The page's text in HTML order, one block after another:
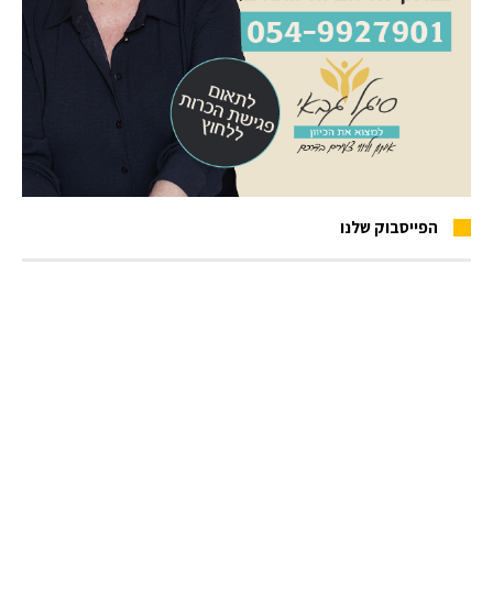
הפייסבוק שלנו